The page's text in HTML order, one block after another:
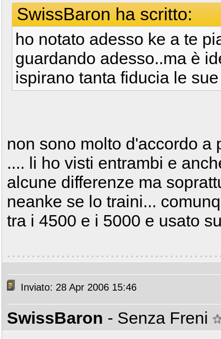
SwissBaron ha scritto:
ho notato adesso ke a te
guardando adesso..ma è
ispirano tanta fiducia le
non sono molto d'accordo a
.... li ho visti entrambi e
alcune differenze ma
neanke se lo traini...
tra i 4500 e i 5000 e usato
Inviato: 28 Apr 2006 15:46
SwissBaron - Senza Freni